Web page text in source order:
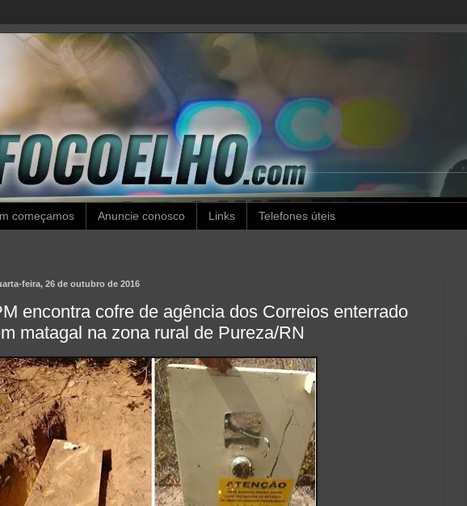
começamos Anuncie conosco Links Telefones úteis
feira, 26 de outubro de 2016
encontra cofre de agência dos Correios enterrado
matagal na zona rural de Pureza/RN